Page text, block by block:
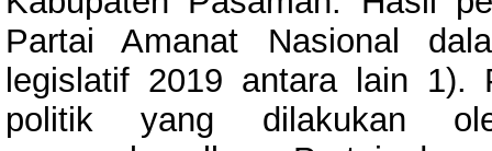
Partai Amanat Nasional
legislatif 2019 antara lain 1).
politik yang dilakukan